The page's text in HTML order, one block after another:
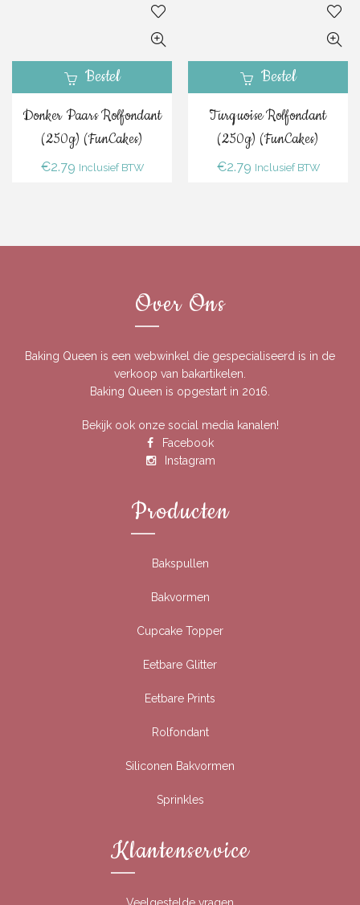
Bestel
Donker Paars Rolfondant
(250g) (FunCakes)
€2.79 Inclusief BTW
Bestel
Turquoise Rolfondant
(250g) (FunCakes)
€2.79 Inclusief BTW
Over Ons
Baking Queen is een webwinkel die gespecialiseerd is in de
verkoop van bakartikelen.
Baking Queen is opgestart in 2016.
Bekijk ook onze social media kanalen!
Facebook
Instagram
Producten
Bakspullen
Bakvormen
Cupcake Topper
Eetbare Glitter
Eetbare Prints
Rolfondant
Siliconen Bakvormen
Sprinkles
Klantenservice